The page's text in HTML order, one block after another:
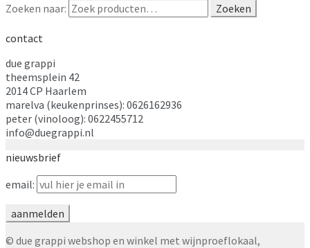
Zoeken naar: Zoeken
contact
due grappi
theemsplein 42
2014 CP Haarlem
marelva (keukenprinses): 0626162936
peter (vinoloog): 0622455712
info@duegrappi.nl
nieuwsbrief
email:
© due grappi webshop en winkel met wijnproeflokaal,